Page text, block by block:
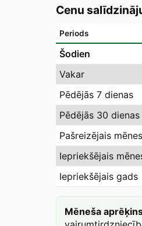
Cenu
Periods
Šodien
Vakar
Pēdējās 7 dienas
Pēdējās 30 dienas
Pašreizējais
Iepriekšējais
Iepriekšējais gads
Mēneša